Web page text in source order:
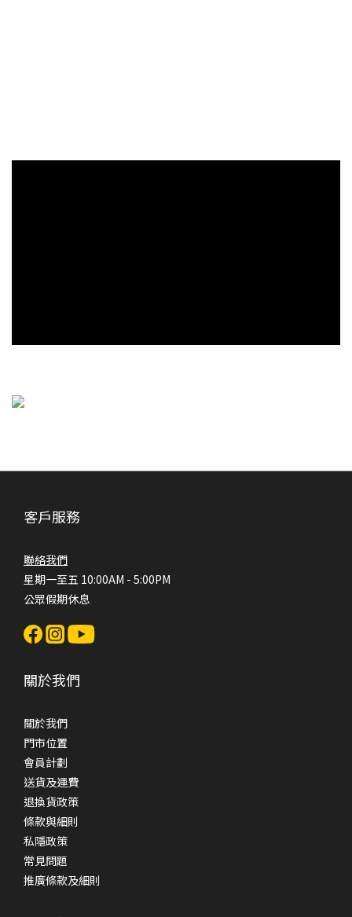
客戶服務
聯絡我們
星期一至五 10:00AM - 5:00PM
公眾假期休息
關於我們
關於我們
門市位置
會員計劃
送貨及運費
退換貨政策
條款與細則
私隱政策
常見問題
推廣條款及細則